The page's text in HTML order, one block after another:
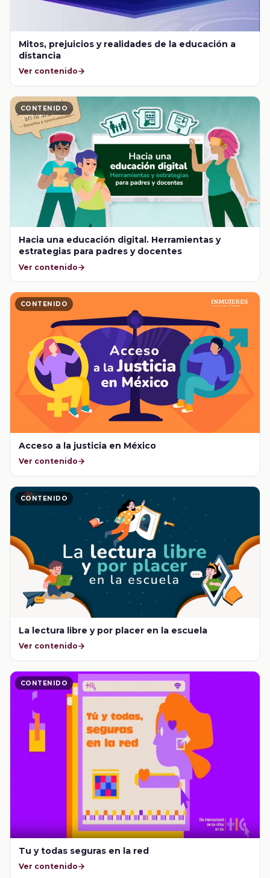
Mitos, prejuicios y realidades de la educación a
distancia
Ver contenido
CONTENIDO
Hacia una educación digital. Herramientas y
estrategias para padres y docentes
Ver contenido
CONTENIDO
Acceso a la justicia en México
Ver contenido
CONTENIDO
La lectura libre y por placer en la escuela
Ver contenido
CONTENIDO
Tu y todas seguras en la red
Ver contenido